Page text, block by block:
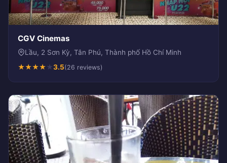
CGV Cinemas
Lầu, 2 Sơn Kỳ, Tân Phú, Thành phố Hồ Chí Minh
★★★★★3.5(26 reviews)